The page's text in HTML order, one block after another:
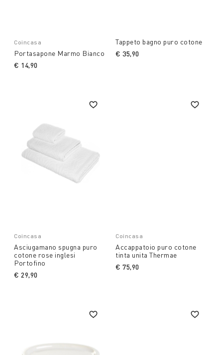
Coincasa
Portasapone Marmo Bianco
€ 14,90
Tappeto bagno puro cotone
€ 35,90
Coincasa
Asciugamano spugna puro
cotone rose inglesi
Portofino
€ 29,90
Coincasa
Accappatoio puro cotone
tinta unita Thermae
€ 75,90